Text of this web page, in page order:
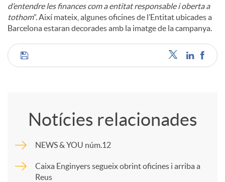
d’entendre les finances com a entitat responsable i oberta a
tothom”. Així mateix, algunes oficines de l’Entitat ubicades a
Barcelona estaran decorades amb la imatge de la campanya.
C
p
Notícies relacionades
NEWS & YOU núm.12
Caixa Enginyers segueix obrint oficines i arriba a
Reus